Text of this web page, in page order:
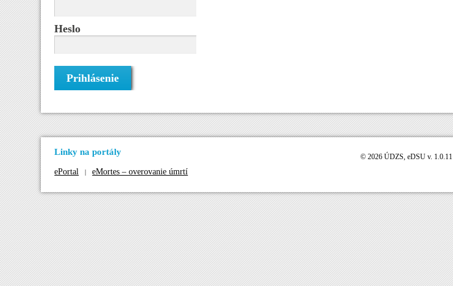
Heslo
Linky na portály
ePortal | eMortes – overovanie úmrtí
© 2026 ÚDZS, eDSU v. 1.0.11